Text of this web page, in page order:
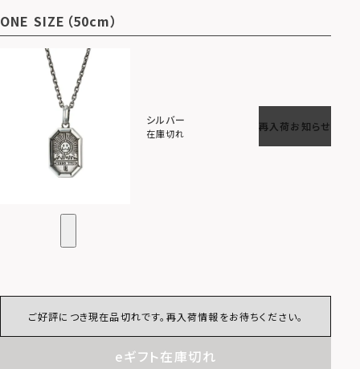
ONE SIZE（50cm）
シルバー
在庫切れ
再入荷お知らせ
ご好評につき現在品切れです。再入荷情報をお待ちください。
eギフト在庫切れ